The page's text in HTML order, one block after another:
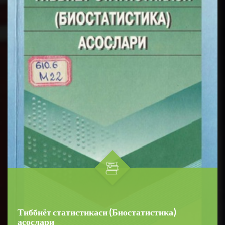
Тиббиёт статистикаси (Биостатистика)
асослари